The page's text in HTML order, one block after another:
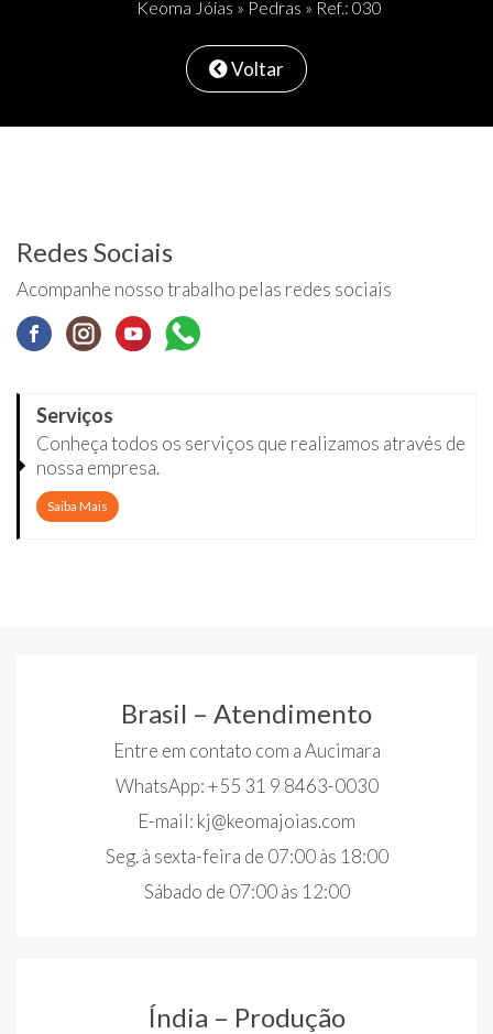
Keoma Jóias » Pedras » Ref.: 030
Voltar
Redes Sociais
Acompanhe nosso trabalho pelas redes sociais
Serviços
Conheça todos os serviços que realizamos através de
nossa empresa.
Saiba Mais
Brasil – Atendimento
Entre em contato com a Aucimara
WhatsApp: +55 31 9 8463-0030
E-mail: kj@keomajoias.com
Seg. à sexta-feira de 07:00 às 18:00
Sábado de 07:00 às 12:00
Índia – Produção